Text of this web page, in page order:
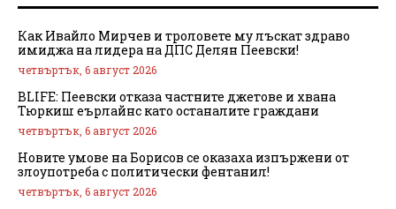
Как Ивайло Мирчев и троловете му лъскат здраво
имиджа на лидера на ДПС Делян Пеевски!
четвъртък, 6 август 2026
BLIFE: Пеевски отказа частните джетове и хвана
Тюркиш еърлайнс като останалите граждани
четвъртък, 6 август 2026
Новите умове на Борисов се оказаха изпържени от
злоупотреба с политически фентанил!
четвъртък, 6 август 2026